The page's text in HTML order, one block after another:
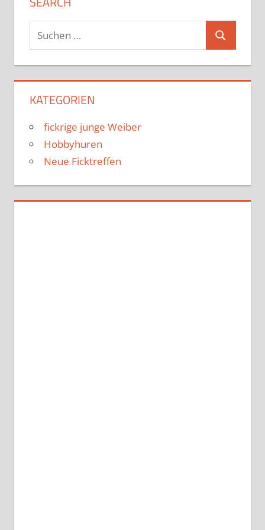
Suchen
nach:
Suchen
KATEGORIEN
fickrige junge Weiber
Hobbyhuren
Neue Ficktreffen